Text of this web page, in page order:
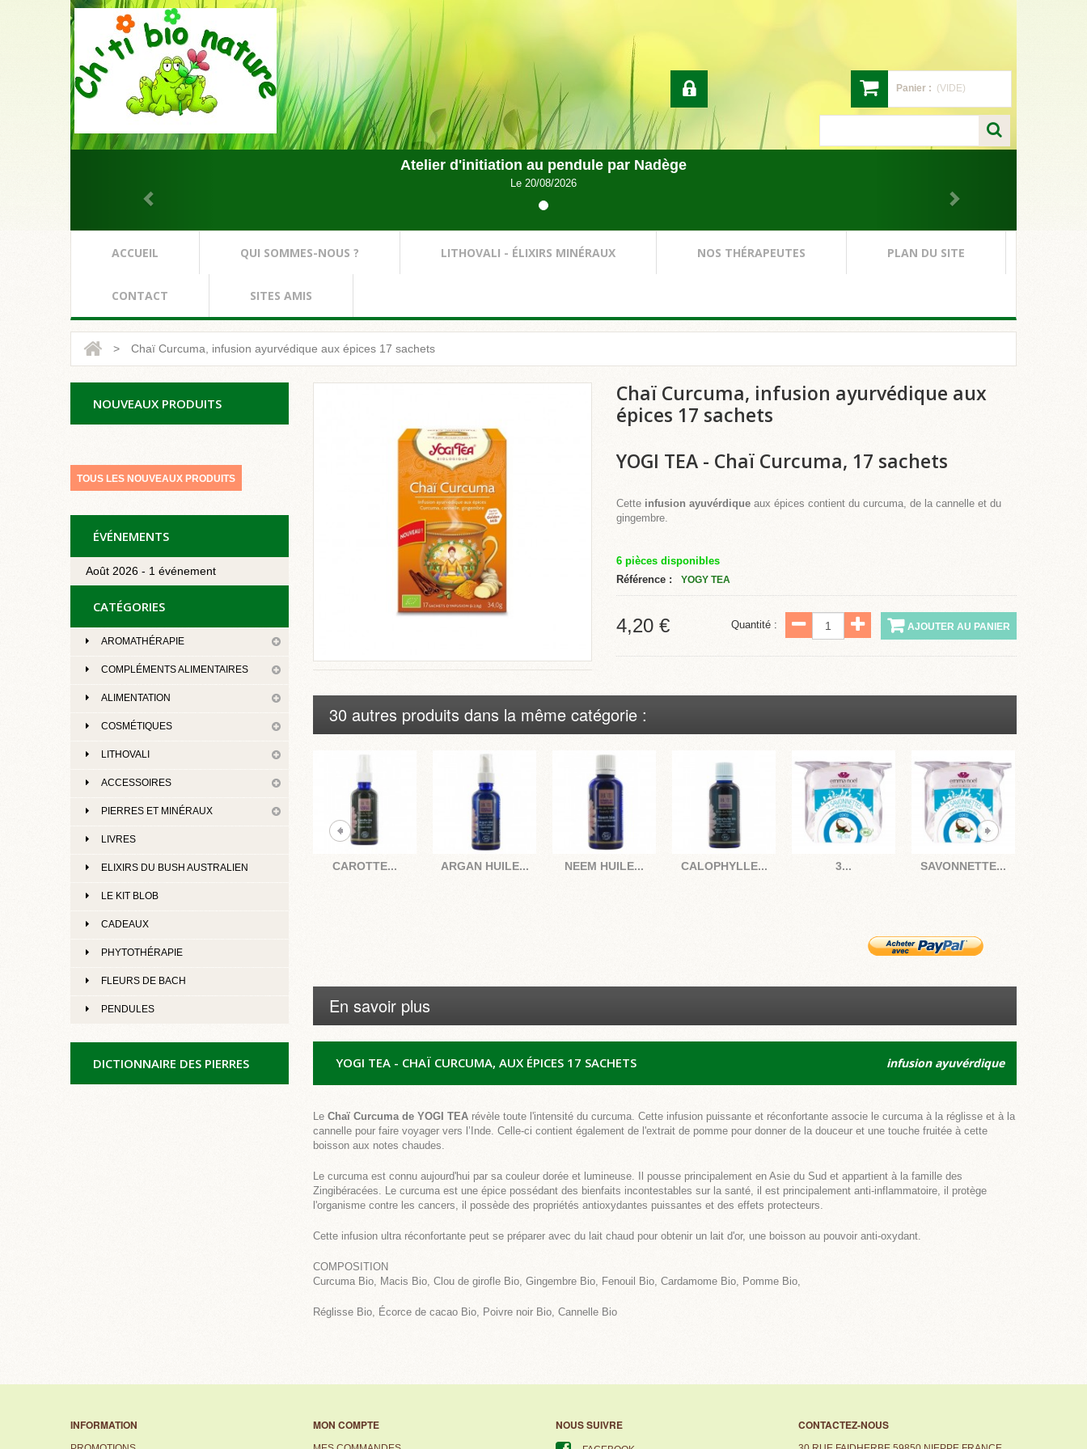
Atelier d'initiation au pendule par Nadège
Le 20/08/2026
ACCUEIL QUI SOMMES-NOUS ? LITHOVALI - ÉLIXIRS MINÉRAUX NOS THÉRAPEUTES PLAN DU SITE
CONTACT SITES AMIS
Panier : (VIDE)
> Chaï Curcuma, infusion ayurvédique aux épices 17 sachets
NOUVEAUX PRODUITS
TOUS LES NOUVEAUX PRODUITS
ÉVÉNEMENTS
Août 2026 - 1 événement
CATÉGORIES
AROMATHÉRAPIE
COMPLÉMENTS ALIMENTAIRES
ALIMENTATION
COSMÉTIQUES
LITHOVALI
ACCESSOIRES
PIERRES ET MINÉRAUX
LIVRES
ELIXIRS DU BUSH AUSTRALIEN
LE KIT BLOB
CADEAUX
PHYTOTHÉRAPIE
FLEURS DE BACH
PENDULES
DICTIONNAIRE DES PIERRES
Chaï Curcuma, infusion ayurvédique aux
épices 17 sachets
YOGI TEA - Chaï Curcuma, 17 sachets
Cette infusion ayuvérdique aux épices contient du curcuma, de la cannelle et du
gingembre.
6 pièces disponibles
Référence :
YOGY TEA
4,20 € AJOUTER AU PANIER
Quantité :
30 autres produits dans la même catégorie :
CAROTTE... ARGAN HUILE... NEEM HUILE... CALOPHYLLE... 3... SAVONNETTE...
En savoir plus
YOGI TEA - CHAÏ CURCUMA, infusion ayuvérdique
AUX ÉPICES 17 SACHETS
Le Chaï Curcuma de YOGI TEA révèle toute l'intensité du curcuma. Cette infusion puissante et réconfortante associe le curcuma à la réglisse et à la
cannelle pour faire voyager vers l’Inde. Celle-ci contient également de l'extrait de pomme pour donner de la douceur et une touche fruitée à cette
boisson aux notes chaudes.
Le curcuma est connu aujourd'hui par sa couleur dorée et lumineuse. Il pousse principalement en Asie du Sud et appartient à la famille des
Zingibéracées. Le curcuma est une épice possédant des bienfaits incontestables sur la santé, il est principalement anti-inflammatoire, il protège
l'organisme contre les cancers, il possède des propriétés antioxydantes puissantes et des effets protecteurs.
Cette infusion ultra réconfortante peut se préparer avec du lait chaud pour obtenir un lait d'or, une boisson au pouvoir anti-oxydant.
COMPOSITION
Curcuma Bio, Macis Bio, Clou de girofle Bio, Gingembre Bio, Fenouil Bio, Cardamome Bio, Pomme Bio,
Réglisse Bio, Écorce de cacao Bio, Poivre noir Bio, Cannelle Bio
INFORMATION MON COMPTE NOUS SUIVRE CONTACTEZ-NOUS